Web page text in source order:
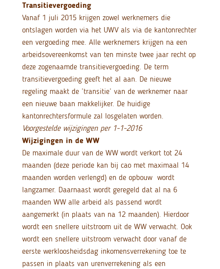
Transitievergoeding
Vanaf 1 juli 2015 krijgen zowel werknemers die
ontslagen worden via het UWV als via de kantonrechter
een vergoeding mee. Alle werknemers krijgen na een
arbeidsovereenkomst van ten minste twee jaar recht op
deze zogenaamde transitievergoeding. De term
transitievergoeding geeft het al aan. De nieuwe
regeling maakt de ’transitie’ van de werknemer naar
een nieuwe baan makkelijker. De huidige
kantonrechtersformule zal losgelaten worden.
Voorgestelde wijzigingen per 1-1-2016
Wijzigingen in de WW
De maximale duur van de WW wordt verkort tot 24
maanden (deze periode kan bij cao met maximaal 14
maanden worden verlengd) en de opbouw wordt
langzamer. Daarnaast wordt geregeld dat al na 6
maanden WW alle arbeid als passend wordt
aangemerkt (in plaats van na 12 maanden). Hierdoor
wordt een snellere uitstroom uit de WW verwacht. Ook
wordt een snellere uitstroom verwacht door vanaf de
eerste werkloosheidsdag inkomensverrekening toe te
passen in plaats van urenverrekening als een